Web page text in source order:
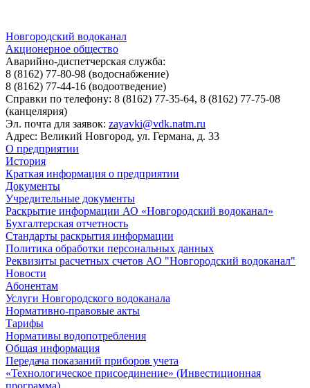
Новгородский водоканал
Акционерное общество
Аварийно-диспетчерская служба:
8 (8162) 77-80-98 (водоснабжение)
8 (8162) 77-44-16 (водоотведение)
Справки по телефону: 8 (8162) 77-35-64, 8 (8162) 77-75-08
(канцелярия)
Эл. почта для заявок: zayavki@vdk.natm.ru
Адрес: Великий Новгород, ул. Германа, д. 33
О предприятии
История
Краткая информация о предприятии
Документы
Учредительные документы
Раскрытие информации АО «Новгородский водоканал»
Бухгалтерская отчетность
Стандарты раскрытия информации
Политика обработки персональных данных
Реквизиты расчетных счетов АО "Новгородский водоканал"
Новости
Абонентам
Услуги Новгородского водоканала
Нормативно-правовые акты
Тарифы
Нормативы водопотребления
Общая информация
Передача показаний приборов учета
«Технологическое присоединение» (Инвестиционная
программа)